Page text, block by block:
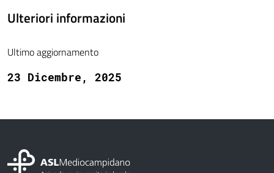
Ulteriori informazioni
Ultimo aggiornamento
23 Dicembre, 2025